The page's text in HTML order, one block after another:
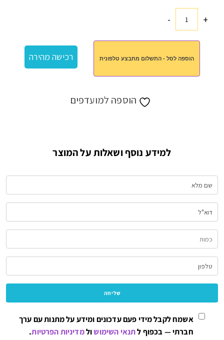
+כמות
קוביה
-
הוספה לסל - התשלום מתבצע טלפונית רכישה מהירה
הוספה למועדפים
למידע נוסף ושאלות על המוצר
אשמח לקבל מידי פעם עדכונים ומידע על מתנות עם ערך
חברתי — בכפוף לתנאי השימושולמדיניות הפרטיות.